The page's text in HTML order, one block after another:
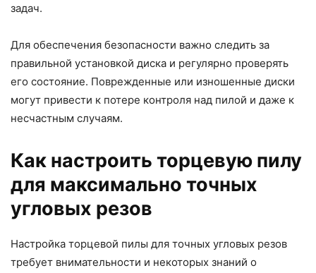
задач.
Для обеспечения безопасности важно следить за
правильной установкой диска и регулярно проверять
его состояние. Поврежденные или изношенные диски
могут привести к потере контроля над пилой и даже к
несчастным случаям.
Как настроить торцевую пилу
для максимально точных
угловых резов
Настройка торцевой пилы для точных угловых резов
требует внимательности и некоторых знаний о